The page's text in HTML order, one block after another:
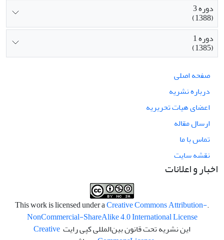
دوره 3
(1388)
دوره 1
(1385)
صفحه اصلی
درباره نشریه
اعضای هیات تحریریه
ارسال مقاله
تماس با ما
نقشه سایت
اخبار و اعلانات
.This work is licensed under a
Creative Commons Attribution-
NonCommercial-ShareAlike 4.0 International License
این نشریه تحت قانون بین‌المللی کپی رایت Creative